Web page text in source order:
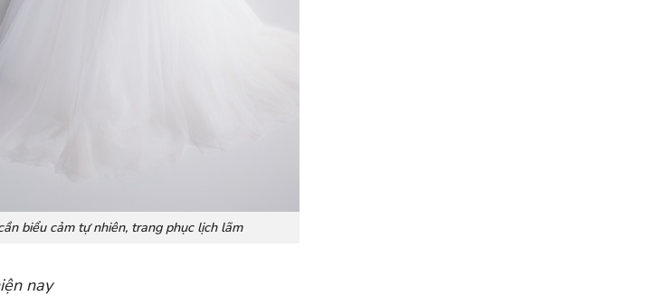
biểu cảm tự nhiên, trang phục lịch lãm
nay